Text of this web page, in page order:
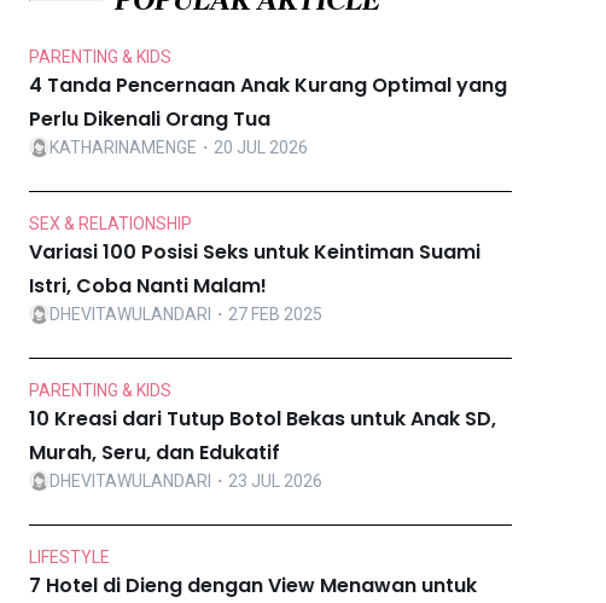
PARENTING & KIDS
4 Tanda Pencernaan Anak Kurang Optimal yang
Perlu Dikenali Orang Tua
KATHARINAMENGE ・20 JUL 2026
SEX & RELATIONSHIP
Variasi 100 Posisi Seks untuk Keintiman Suami
Istri, Coba Nanti Malam!
DHEVITAWULANDARI ・27 FEB 2025
PARENTING & KIDS
10 Kreasi dari Tutup Botol Bekas untuk Anak SD,
Murah, Seru, dan Edukatif
DHEVITAWULANDARI ・23 JUL 2026
LIFESTYLE
7 Hotel di Dieng dengan View Menawan untuk